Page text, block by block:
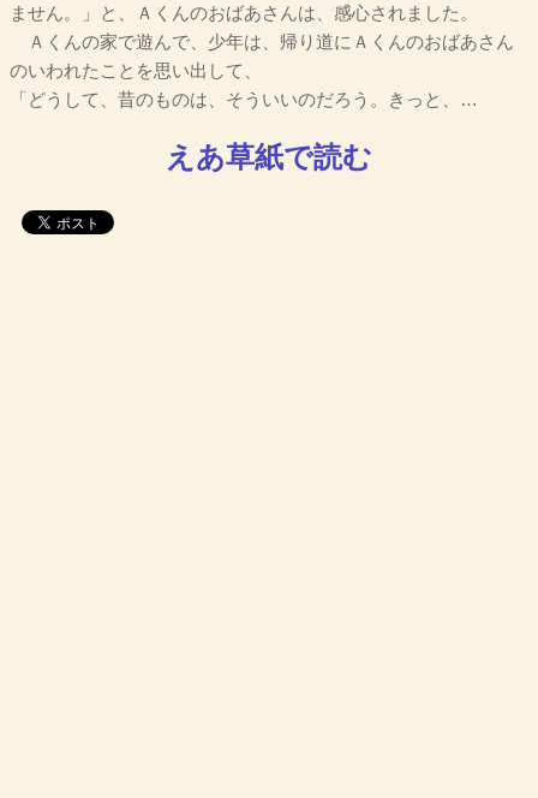
ません。」と、Ａくんのおばあさんは、感心されました。
Ａくんの家で遊んで、少年は、帰り道にＡくんのおばあさん
のいわれたことを思い出して、
「どうして、昔のものは、そういいのだろう。きっと、…
えあ草紙で読む